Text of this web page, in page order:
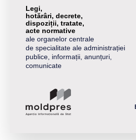
Legi,
hotărâri, decrete,
dispoziții, tratate,
acte normative
ale organelor centrale
de specialitate ale administrației
publice, informații, anunțuri,
comunicate